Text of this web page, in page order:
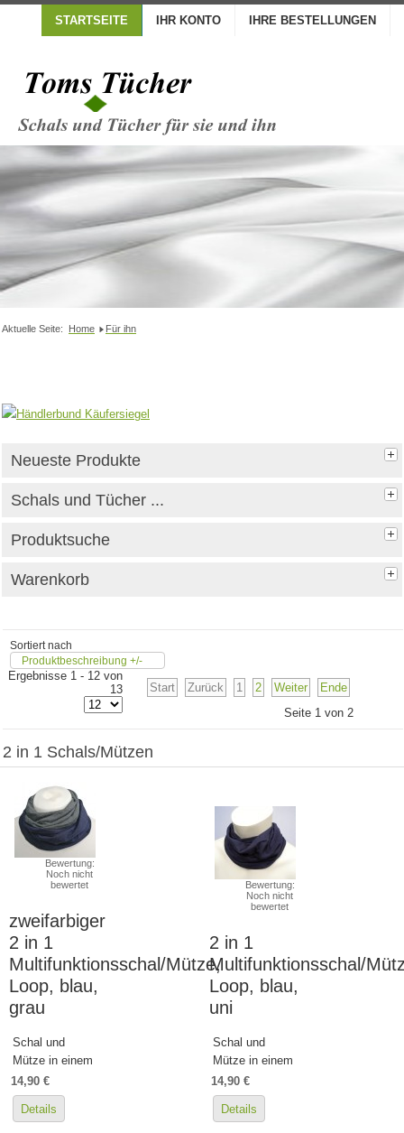
STARTSEITE IHR KONTO IHRE BESTELLUNGEN
Aktuelle Seite: Home Für ihn
Neueste Produkte
Schals und Tücher ...
Produktsuche
Warenkorb
Sortiert nach
Produktbeschreibung +/-
Ergebnisse 1 - 12 von
13
Start Zurück 1 2 Weiter
Ende
Seite 1 von 2
2 in 1 Schals/Mützen
Bewertung:
Noch nicht
bewertet
zweifarbiger
2 in 1
Multifunktionsschal/Mütze,
Loop, blau,
grau
Schal und
Mütze in einem
14,90 €
Details
Bewertung:
Noch nicht
bewertet
2 in 1
Multifunktionsschal/
Loop, blau,
uni
Schal und
Mütze in einem
14,90 €
Details